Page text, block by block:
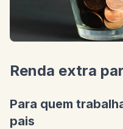
Renda extra
Para quem
pais